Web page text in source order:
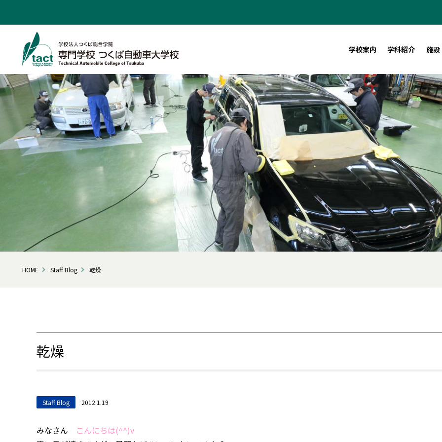
学校案内 学科紹介 施設
HOME Staff Blog 乾燥
乾燥
Staff Blog 2012.1.19
みなさん
こんにちは(^^)v